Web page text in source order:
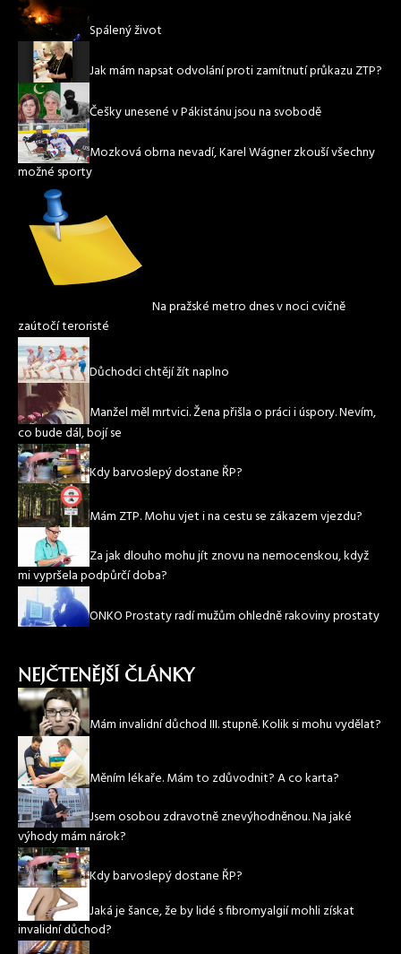
Spálený život
Jak mám napsat odvolání proti zamítnutí průkazu ZTP?
Češky unesené v Pákistánu jsou na svobodě
Mozková obrna nevadí, Karel Wágner zkouší všechny
možné sporty
Na pražské metro dnes v noci cvičně
zaútočí teroristé
Důchodci chtějí žít naplno
Manžel měl mrtvici. Žena přišla o práci i úspory. Nevím,
co bude dál, bojí se
Kdy barvoslepý dostane ŘP?
Mám ZTP. Mohu vjet i na cestu se zákazem vjezdu?
Za jak dlouho mohu jít znovu na nemocenskou, když
mi vypršela podpůrčí doba?
ONKO Prostaty radí mužům ohledně rakoviny prostaty
NEJČTENĚJŠÍ ČLÁNKY
Mám invalidní důchod III. stupně. Kolik si mohu vydělat?
Měním lékaře. Mám to zdůvodnit? A co karta?
Jsem osobou zdravotně znevýhodněnou. Na jaké
výhody mám nárok?
Kdy barvoslepý dostane ŘP?
Jaká je šance, že by lidé s fibromyalgií mohli získat
invalidní důchod?